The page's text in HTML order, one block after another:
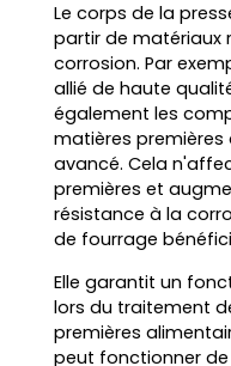
Le corps de la
partir de matériaux
corrosion. Par
allié de haute
également les
matières
avancé. Cela
premières et
résistance à la
de fourrage
Elle garantit un
lors du traitement
premières
peut fonctionner